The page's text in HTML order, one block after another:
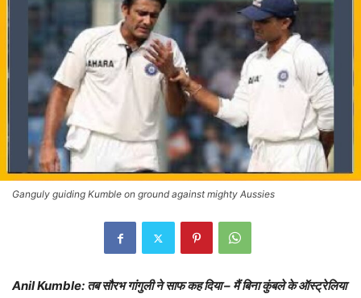
Ganguly guiding Kumble on ground against mighty Aussies
Anil Kumble: तब सौरभ गांगुली ने साफ कह दिया – मैं बिना कुंबले के ऑस्ट्रेलिया